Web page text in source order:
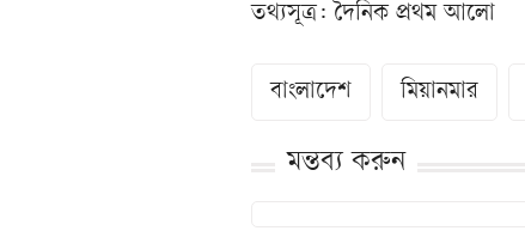
তথ্যসূত্র: দৈনিক প্রথম আলো
বাংলাদেশ মিয়ানমার
মন্তব্য করুন